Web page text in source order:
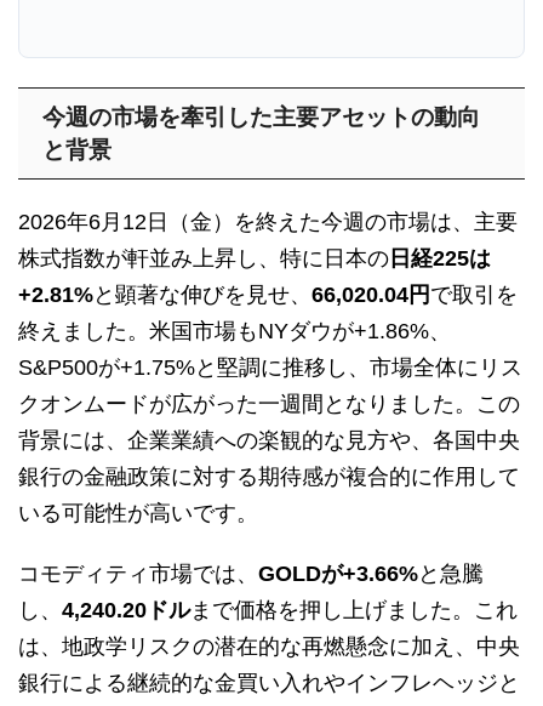
今週の市場を牽引した主要アセットの動向
と背景
2026年6月12日（金）を終えた今週の市場は、主要
株式指数が軒並み上昇し、特に日本の 日経225は
+2.81%と顕著な伸びを見せ、 66,020.04円 で取引を
終えました。米国市場もNYダウが+1.86%、
S&P500が+1.75%と堅調に推移し、市場全体にリス
クオンムードが広がった一週間となりました。この
背景には、企業業績への楽観的な見方や、各国中央
銀行の金融政策に対する期待感が複合的に作用して
いる可能性が高いです。
コモディティ市場では、 GOLDが+3.66%と急騰
し、 4,240.20ドルまで価格を押し上げました。これ
は、地政学リスクの潜在的な再燃懸念に加え、中央
銀行による継続的な金買い入れやインフレヘッジと